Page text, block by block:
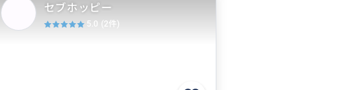
セブホッピー
5.0 (2件)